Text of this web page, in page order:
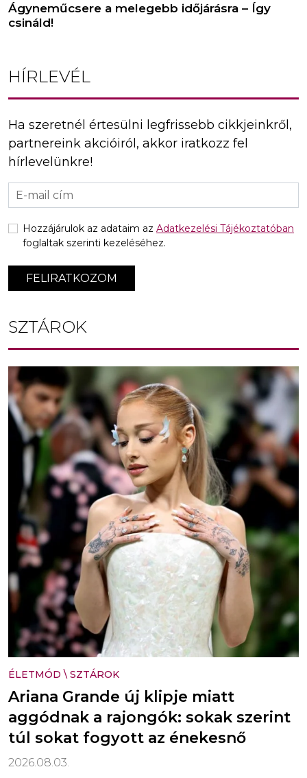
Ágyneműcsere a melegebb időjárásra – Így
csináld!
HÍRLEVÉL
Ha szeretnél értesülni legfrissebb cikkjeinkről,
partnereink akcióiról, akkor iratkozz fel
hírlevelünkre!
FELIRATKOZOM
Hozzájárulok az adataim az Adatkezelési Tájékoztatóban
foglaltak szerinti kezeléséhez.
SZTÁROK
ÉLETMÓD \ SZTÁROK
Ariana Grande új klipje miatt
aggódnak a rajongók: sokak szerint
túl sokat fogyott az énekesnő
2026.08.03.